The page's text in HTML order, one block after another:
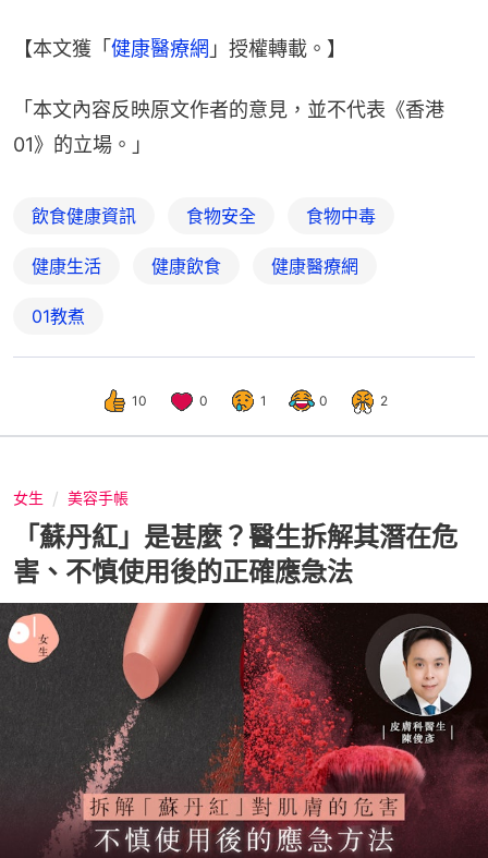
【本文獲「 健康醫療網 」授權轉載。】
「本文內容反映原文作者的意見，並不代表《香港
01》的立場。」
飲食健康資訊 食物安全 食物中毒
健康生活 健康飲食 健康醫療網
01教煮
10 0 1 0 2
女生 美容手帳
「蘇丹紅」是甚麼？醫生拆解其潛在危
害、不慎使用後的正確應急法